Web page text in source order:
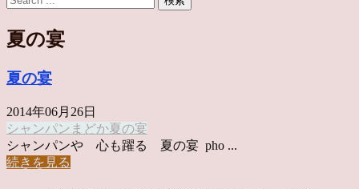
夏の宴
夏の宴
2014年06月26日
シャンパン まどか夏の宴
シャンパンや 心も躍る 夏の宴 pho ...
続きを見る